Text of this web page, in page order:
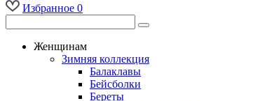
Избранное 0
Женщинам
Зимняя коллекция
Балаклавы
Бейсболки
Береты